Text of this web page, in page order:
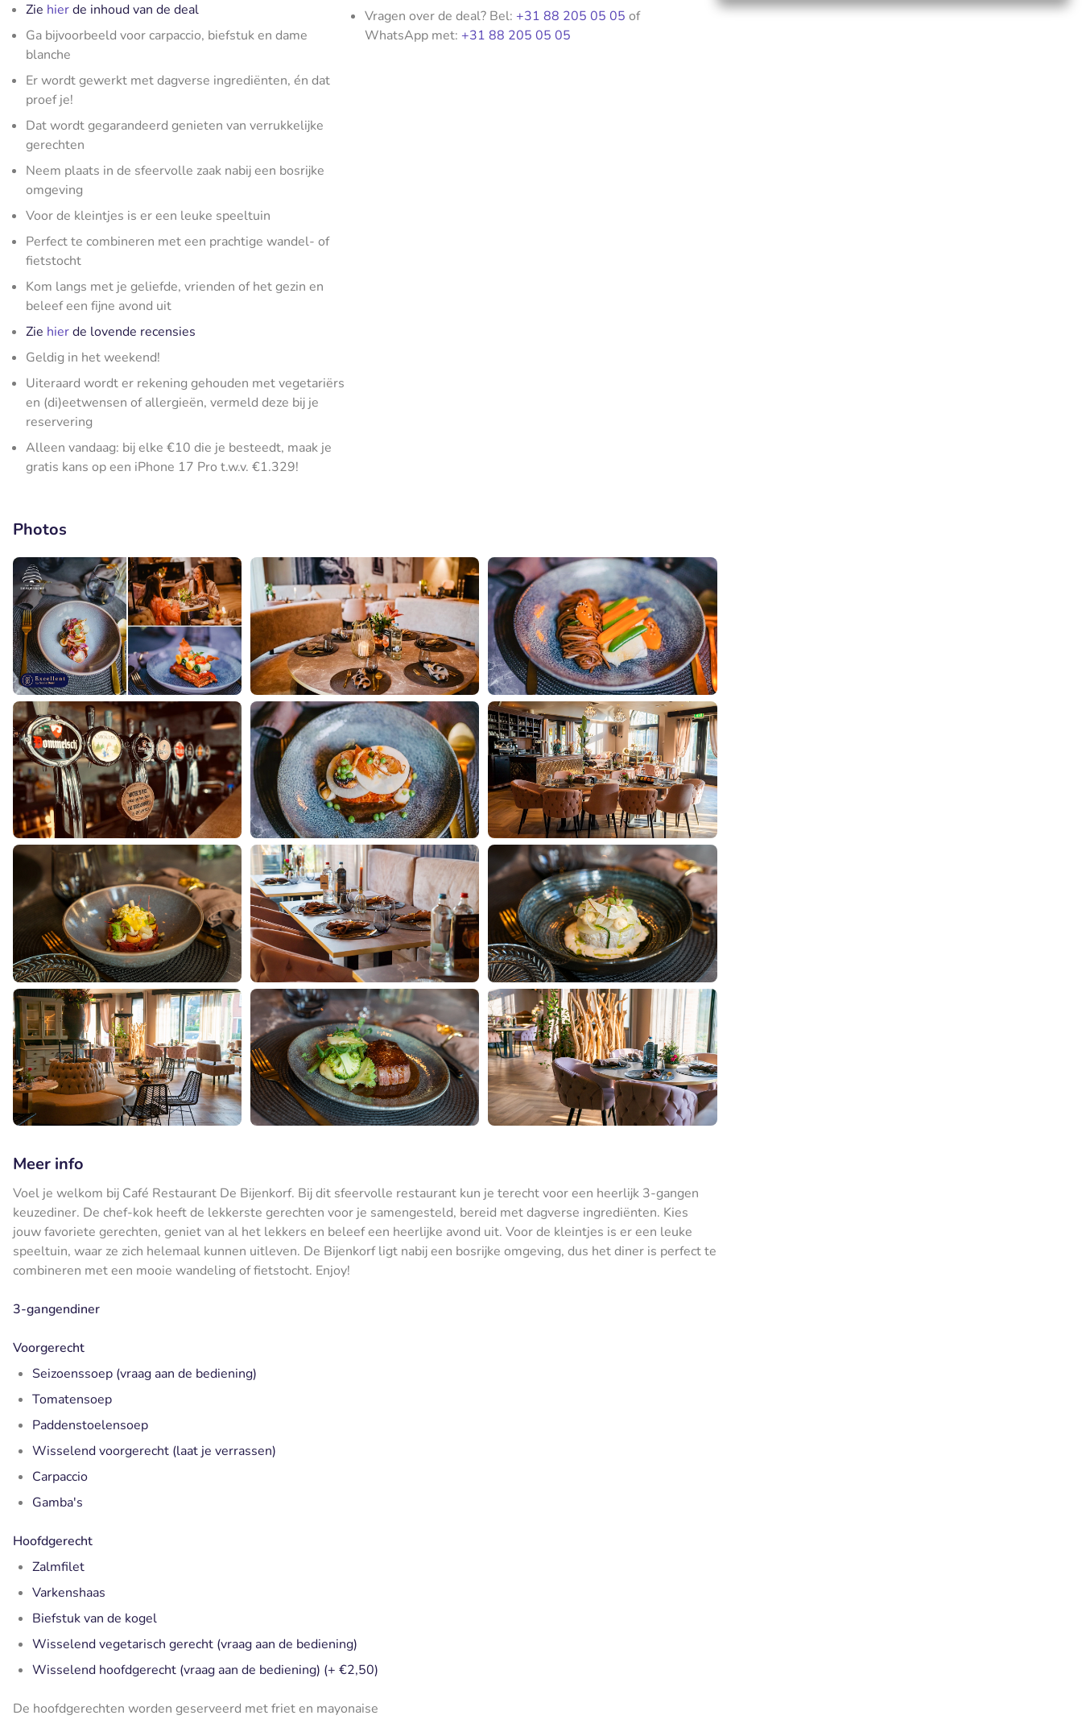
Zie hierde inhoud van de deal
Ga bijvoorbeeld voor carpaccio, biefstuk en dame
blanche
Er wordt gewerkt met dagverse ingrediënten, én dat
proef je!
Dat wordt gegarandeerd genieten van verrukkelijke
gerechten
Neem plaats in de sfeervolle zaak nabij een bosrijke
omgeving
Voor de kleintjes is er een leuke speeltuin
Perfect te combineren met een prachtige wandel- of
fietstocht
Kom langs met je geliefde, vrienden of het gezin en
beleef een fijne avond uit
Zie hierde lovende recensies
Geldig in het weekend!
Uiteraard wordt er rekening gehouden met vegetariërs
en (di)eetwensen of allergieën, vermeld deze bij je
reservering
Alleen vandaag: bij elke €10 die je besteedt, maak je
gratis kans op een iPhone 17 Pro t.w.v. €1.329!
Vragen over de deal? Bel: +31 88 205 05 05 of
WhatsApp met: +31 88 205 05 05
Photos
Meer info
Voel je welkom bij Café Restaurant De Bijenkorf. Bij dit sfeervolle restaurant kun je terecht voor een heerlijk 3-gangen
keuzediner. De chef-kok heeft de lekkerste gerechten voor je samengesteld, bereid met dagverse ingrediënten. Kies
jouw favoriete gerechten, geniet van al het lekkers en beleef een heerlijke avond uit. Voor de kleintjes is er een leuke
speeltuin, waar ze zich helemaal kunnen uitleven. De Bijenkorf ligt nabij een bosrijke omgeving, dus het diner is perfect te
combineren met een mooie wandeling of fietstocht. Enjoy!
3-gangendiner
Voorgerecht
Seizoenssoep (vraag aan de bediening)
Tomatensoep
Paddenstoelensoep
Wisselend voorgerecht (laat je verrassen)
Carpaccio
Gamba's
Hoofdgerecht
Zalmfilet
Varkenshaas
Biefstuk van de kogel
Wisselend vegetarisch gerecht (vraag aan de bediening)
Wisselend hoofdgerecht (vraag aan de bediening) (+ €2,50)
De hoofdgerechten worden geserveerd met friet en mayonaise